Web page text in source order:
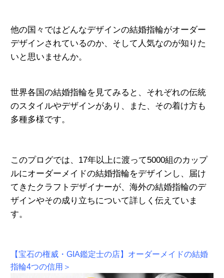
他の国々ではどんなデザインの結婚指輪がオーダー
デザインされているのか、そして人気なのが知りた
いと思いませんか。
世界各国の結婚指輪を見てみると、それぞれの伝統
のスタイルやデザインがあり、また、その着け方も
多種多様です。
このプログでは、17年以上に渡って5000組のカップ
ルにオーダーメイドの結婚指輪をデザインし、届け
てきたクラフトデザイナーが、海外の結婚指輪のデ
ザインやその成り立ちについて詳しく伝えていま
す。
【宝石の権威・GIA鑑定士の店】オーダーメイドの結婚
指輪4つの信用＞